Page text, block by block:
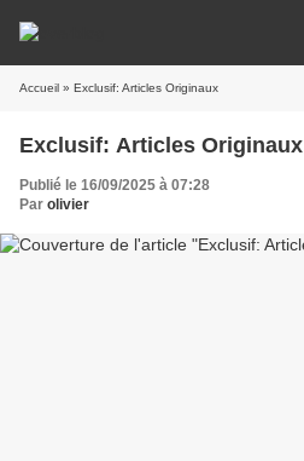
Accueil » Exclusif: Articles Originaux
Exclusif: Articles Originaux
Publié le 16/09/2025 à 07:28
Par olivier